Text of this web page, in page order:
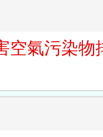
空氣污染物